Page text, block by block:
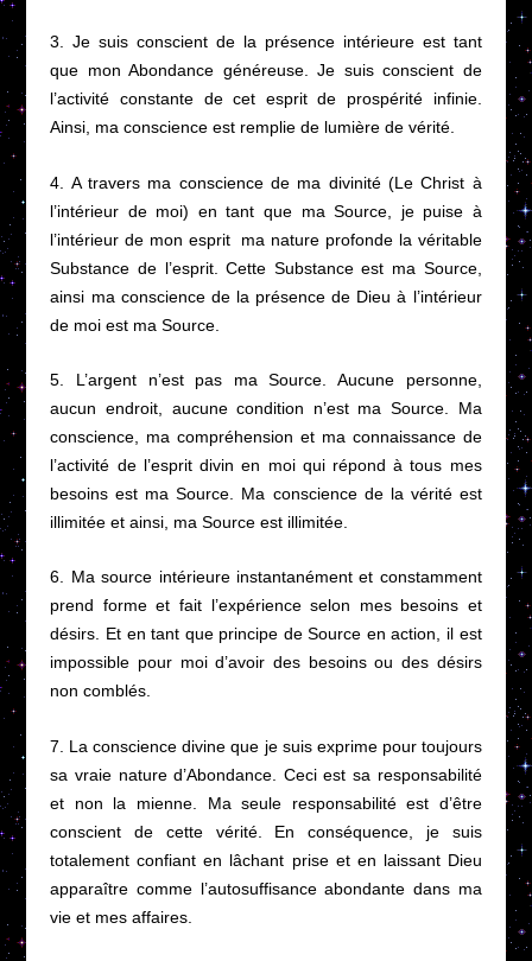
3. Je suis conscient de la présence intérieure est tant
que mon Abondance généreuse. Je suis conscient de
l’activité constante de cet esprit de prospérité infinie.
Ainsi, ma conscience est remplie de lumière de vérité.
4. A travers ma conscience de ma divinité (Le Christ à
l’intérieur de moi) en tant que ma Source, je puise à
l’intérieur de mon esprit ma nature profonde la véritable
Substance de l’esprit. Cette Substance est ma Source,
ainsi ma conscience de la présence de Dieu à l’intérieur
de moi est ma Source.
5. L’argent n’est pas ma Source. Aucune personne,
aucun endroit, aucune condition n’est ma Source. Ma
conscience, ma compréhension et ma connaissance de
l’activité de l’esprit divin en moi qui répond à tous mes
besoins est ma Source. Ma conscience de la vérité est
illimitée et ainsi, ma Source est illimitée.
6. Ma source intérieure instantanément et constamment
prend forme et fait l’expérience selon mes besoins et
désirs. Et en tant que principe de Source en action, il est
impossible pour moi d’avoir des besoins ou des désirs
non comblés.
7. La conscience divine que je suis exprime pour toujours
sa vraie nature d’Abondance. Ceci est sa responsabilité
et non la mienne. Ma seule responsabilité est d’être
conscient de cette vérité. En conséquence, je suis
totalement confiant en lâchant prise et en laissant Dieu
apparaître comme l’autosuffisance abondante dans ma
vie et mes affaires.